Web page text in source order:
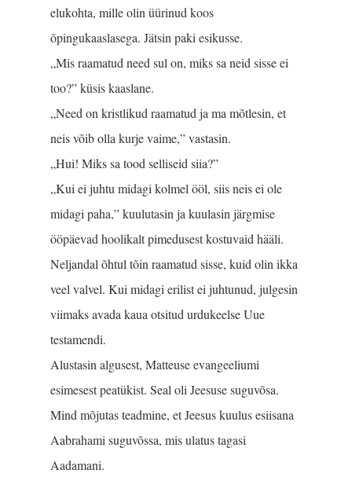
elukohta, mille olin üürinud koos
õpingukaaslasega. Jätsin paki esikusse.
„Mis raamatud need sul on, miks sa neid sisse ei
too?” küsis kaaslane.
„Need on kristlikud raamatud ja ma mõtlesin, et
neis võib olla kurje vaime,” vastasin.
„Hui! Miks sa tood selliseid siia?”
„Kui ei juhtu midagi kolmel ööl, siis neis ei ole
midagi paha,” kuulutasin ja kuulasin järgmise
ööpäevad hoolikalt pimedusest kostuvaid hääli.
Neljandal õhtul tõin raamatud sisse, kuid olin ikka
veel valvel. Kui midagi erilist ei juhtunud, julgesin
viimaks avada kaua otsitud urdu­keelse Uue
testamendi.
Alustasin algusest, Mat­teuse evangeeliumi
esimesest peatükist. Seal oli Jeesuse suguvõsa.
Mind mõjutas teadmine, et Jeesus kuulus esiisana
Aabrahami sugu­võssa, mis ulatus tagasi
Aadamani.